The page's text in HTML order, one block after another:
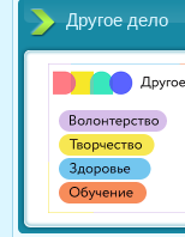
Другое дело